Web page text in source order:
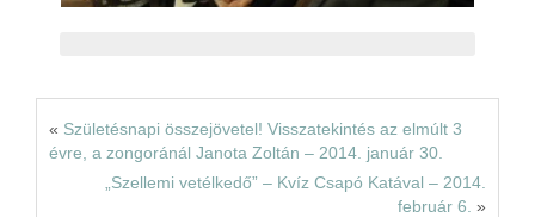
« Születésnapi összejövetel! Visszatekintés az elmúlt 3
évre, a zongoránál Janota Zoltán – 2014. január 30.
„Szellemi vetélkedő” – Kvíz Csapó Katával – 2014.
február 6. »